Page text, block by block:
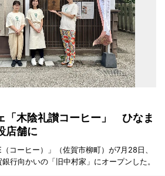
「木陰礼讃コーヒー」 ひなま
店舗に
コーヒー）」（佐賀市柳町）が7月28日、
行向かいの「旧中村家」にオープンした。